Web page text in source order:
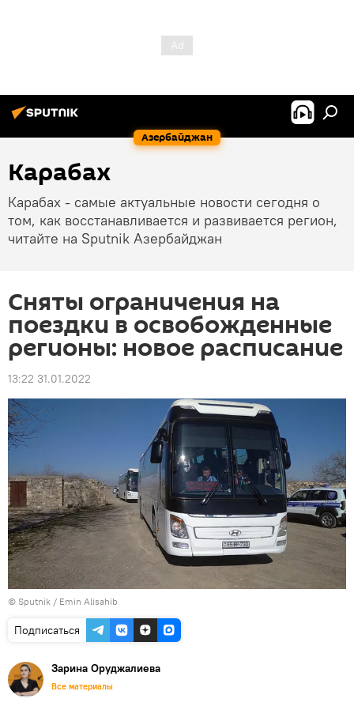
Азербайджан
Карабах
Карабах - самые актуальные новости сегодня о
том, как восстанавливается и развивается регион,
читайте на Sputnik Азербайджан
Сняты ограничения на
поездки в освобожденные
регионы: новое расписание
13:22 31.01.2022
© Sputnik / Emin Alisahib
Подписаться
Зарина Оруджалиева
Все материалы